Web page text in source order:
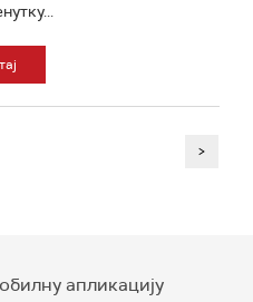
>
апликацију